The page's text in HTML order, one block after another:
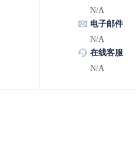
N/A
电子邮件
N/A
在线客服
N/A